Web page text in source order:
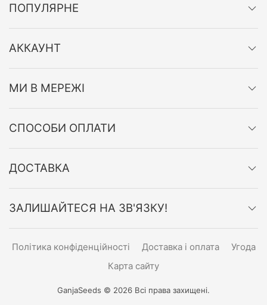
ПОПУЛЯРНЕ
АККАУНТ
МИ В МЕРЕЖІ
СПОСОБИ ОПЛАТИ
ДОСТАВКА
ЗАЛИШАЙТЕСЯ НА ЗВ'ЯЗКУ!
Політика конфіденційності Доставка і оплата
Угода
Карта сайту
GanjaSeeds © 2026 Всі права захищені.